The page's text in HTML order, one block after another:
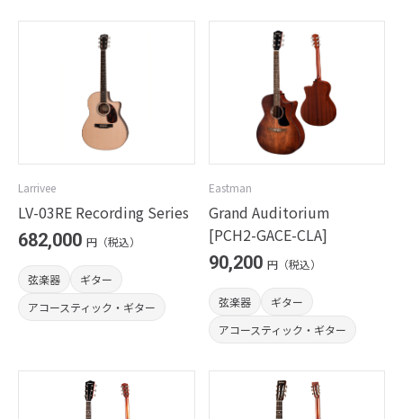
Larrivee
LV-03RE Recording Series
682,000 円（税込）
弦楽器
ギター
アコースティック・ギター
Eastman
Grand Auditorium
[PCH2-GACE-CLA]
90,200 円（税込）
弦楽器
ギター
アコースティック・ギター